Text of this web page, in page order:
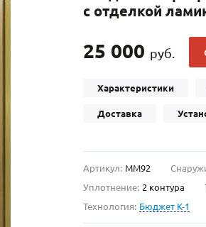
С отбойником
С импостами
С витражами
В современном
с отделкой
25 000 руб.
Характеристики
Доставка
Артикул: ММ92
Уплотнение: 2 контура
Технология: Бюджет К-1